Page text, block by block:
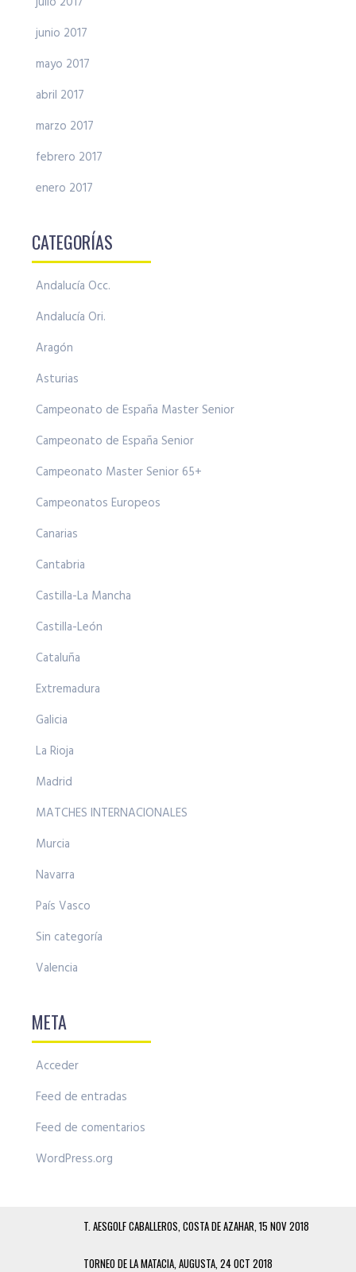
junio 2017
mayo 2017
abril 2017
marzo 2017
febrero 2017
enero 2017
CATEGORÍAS
Andalucía Occ.
Andalucía Ori.
Aragón
Asturias
Campeonato de España Master Senior
Campeonato de España Senior
Campeonato Master Senior 65+
Campeonatos Europeos
Canarias
Cantabria
Castilla-La Mancha
Castilla-León
Cataluña
Extremadura
Galicia
La Rioja
Madrid
MATCHES INTERNACIONALES
Murcia
Navarra
País Vasco
Sin categoría
Valencia
META
Acceder
Feed de entradas
Feed de comentarios
WordPress.org
T. AESGOLF CABALLEROS, COSTA DE AZAHAR, 15 NOV 2018
TORNEO DE LA MATACIA, AUGUSTA, 24 OCT 2018